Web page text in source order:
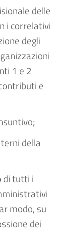
delle
i correlativi
degli
1 e 2
e
della
di tutti i
modo, su
dei